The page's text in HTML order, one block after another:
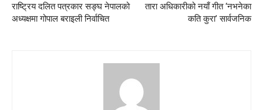
राष्ट्रिय दलित पत्रकार सङ्घ नेपालको
अध्यक्षमा गोपाल बराइली निर्वाचित
तारा अधिकारीको नयाँ गीत ‘नभनेका
कति कुरा’ सार्वजनिक